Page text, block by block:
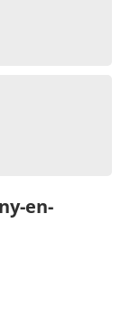
en-